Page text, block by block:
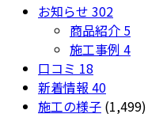
お知らせ 302
商品紹介 5
施工事例 4
口コミ 18
新着情報 40
施工の様子 (1,499)